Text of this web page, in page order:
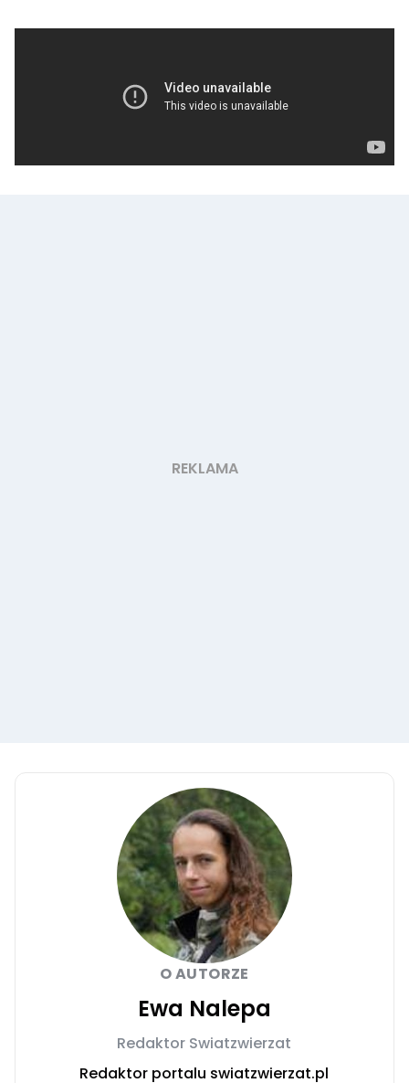
O AUTORZE
Ewa Nalepa
Redaktor Swiatzwierzat
Redaktor portalu swiatzwierzat.pl